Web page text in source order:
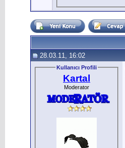
28.03.11, 16:02
Kullanıcı Profili
Kartal
Moderator